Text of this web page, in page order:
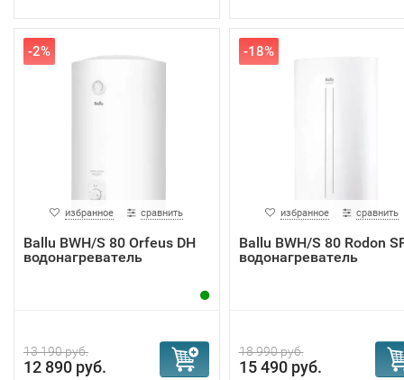
-2%
избранное сравнить
Ballu BWH/S 80 Orfeus DH
водонагреватель
13 190 руб.
12 890 руб.
-18%
избранное сравнить
Ballu BWH/S 80 Rodon
водонагреватель
18 990 руб.
15 490 руб.